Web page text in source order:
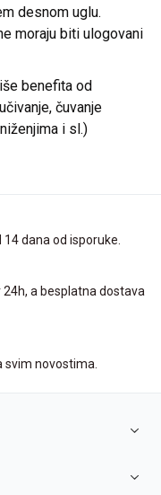
desnom uglu.
moraju biti ulogovani
benefita od
čuvanje
i sl.)
dana od isporuke.
a besplatna dostava
svim novostima.